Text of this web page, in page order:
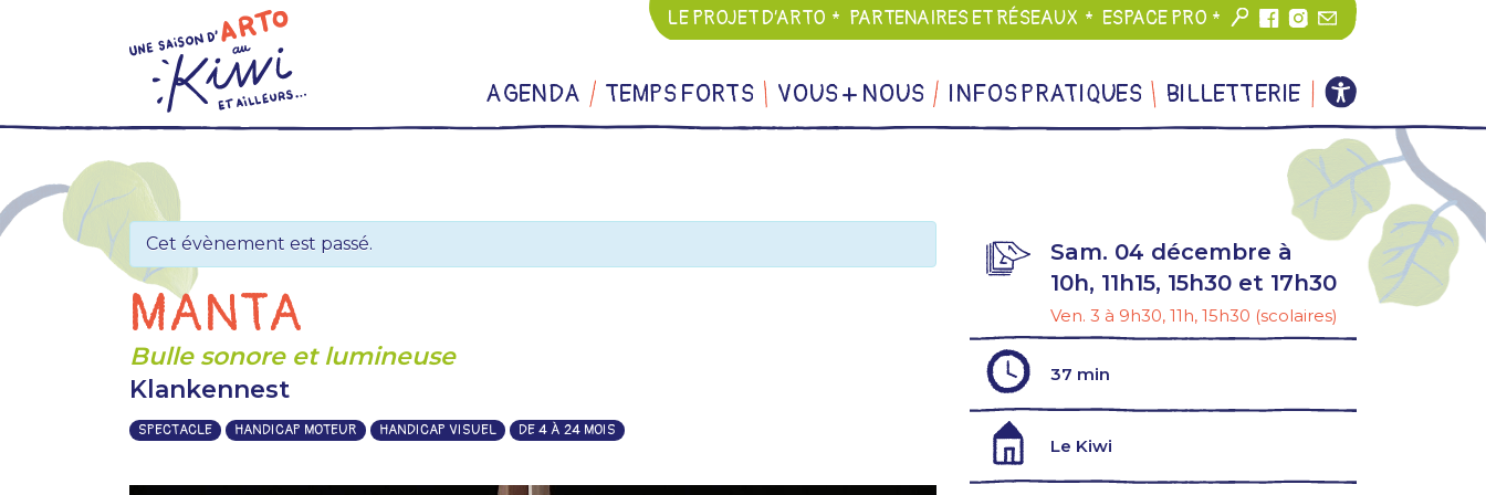
LE PROJET D’ARTO PARTENAIRES ET RÉSEAUX ESPACE PRO
AGENDA TEMPS FORTS VOUS + NOUS INFOS PRATIQUES BILLETTERIE
Cet évènement est passé.
MANTA
Bulle sonore et lumineuse
Klankennest
SPECTACLE HANDICAP MOTEUR HANDICAP VISUEL DE 4 À 24 MOIS
Sam. 04 décembre à
10h, 11h15, 15h30 et 17h30
Ven. 3 à 9h30, 11h, 15h30 (scolaires)
37 min
Le Kiwi